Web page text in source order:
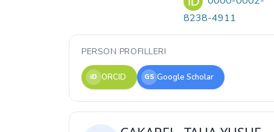
8238-4911
PERSON PROFILLERI
iD ORCID GS Google Scholar